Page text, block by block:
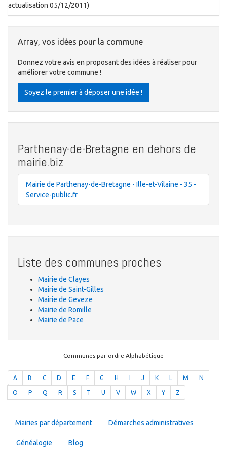
actualisation 05/12/2011)
Array, vos idées pour la commune
Donnez votre avis en proposant des idées à réaliser pour
améliorer votre commune !
Soyez le premier à déposer une idée !
Parthenay-de-Bretagne en dehors de
mairie.biz
Mairie de Parthenay-de-Bretagne - Ille-et-Vilaine - 35 -
Service-public.fr
Liste des communes proches
Mairie de Clayes
Mairie de Saint-Gilles
Mairie de Geveze
Mairie de Romille
Mairie de Pace
Communes par ordre Alphabétique
A B C D E F G H J K L M N
O P Q R S T U V W X Y Z
Mairies par département Démarches administratives
Généalogie Blog